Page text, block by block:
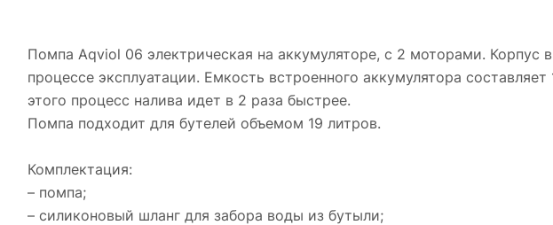
Помпа Aqviol 06 электрическая на аккумуляторе, с 2 моторами. Корпус
процессе эксплуатации. Емкость встроенного аккумулятора
этого процесс налива идет в 2 раза быстрее.
Помпа подходит для бутелей объемом 19 литров.
Комплектация:
– помпа;
– силиконовый шланг для забора воды из бутыли;